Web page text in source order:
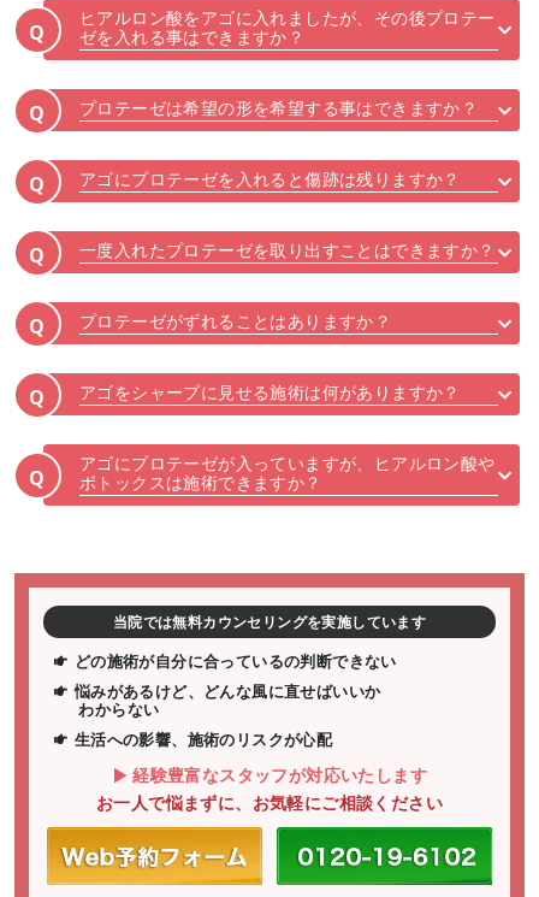
Q
ヒアルロン酸をアゴに入れましたが、その後プロテー
ゼを入れる事はできますか？
Q プロテーゼは希望の形を希望する事はできますか？
Q アゴにプロテーゼを入れると傷跡は残りますか？
Q 一度入れたプロテーゼを取り出すことはできますか？
Q プロテーゼがずれることはありますか？
Q アゴをシャープに見せる施術は何がありますか？
Q
アゴにプロテーゼが入っていますが、ヒアルロン酸や
ボトックスは施術できますか？
当院では無料カウンセリングを実施しています
どの施術が自分に合っているの判断できない
悩みがあるけど、どんな風に直せばいいか
わからない
生活への影響、施術のリスクが心配
経験豊富なスタッフが対応いたします
お一人で悩まずに、お気軽にご相談ください